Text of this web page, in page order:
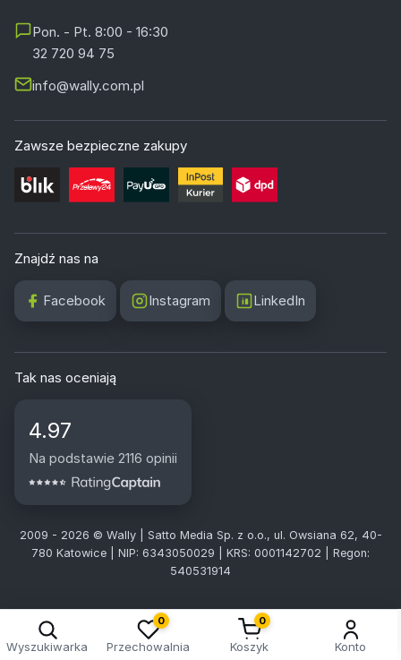
Pon. - Pt. 8:00 - 16:30
32 720 94 75
info@wally.com.pl
Zawsze bezpieczne zakupy
Znajdź nas na
Facebook Instagram LinkedIn
Tak nas oceniają
4.97
Na podstawie 2116 opinii
2009 - 2026 © Wally | Satto Media Sp. z o.o., ul. Owsiana 62, 40-
780 Katowice | NIP: 6343050029 | KRS: 0001142702 | Regon:
540531914
Wyszukiwarka
0
Przechowalnia
0
Koszyk Konto